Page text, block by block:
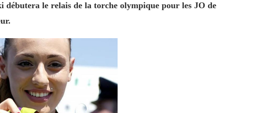
débutera le relais de la torche olympique pour les JO de